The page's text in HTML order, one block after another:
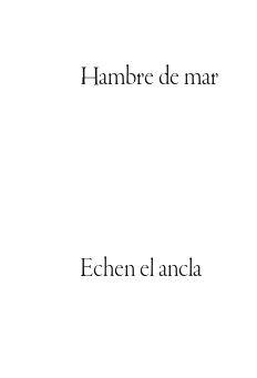
Hambre de mar
Echen el ancla